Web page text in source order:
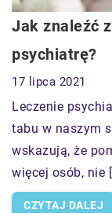
Jak znaleźć
psychiatrę?
17 lipca 2021
Leczenie
tabu w naszym
wskazują, że
więcej osób, nie
CZYTAJ DALEJ